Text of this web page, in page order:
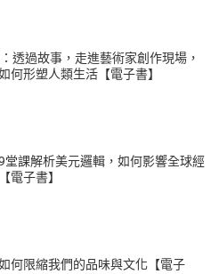
餐不繼。
奮的孩子。他一天一天的長大，一
少年了。可是，他卻得不到上天特
連夜雨」，在他十六歲那年，因為
遭到惡意遺棄，結束了他短暫的生
透過故事，走進藝術家創作現場，
何形塑人類生活【電子書】
堂課解析美元邏輯，如何影響全球經
電子書】
何限縮我們的品味與文化【電子